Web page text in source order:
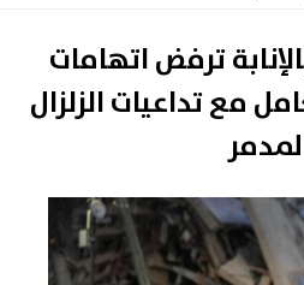
ترفض اتهامات
مع تداعيات الزلزال